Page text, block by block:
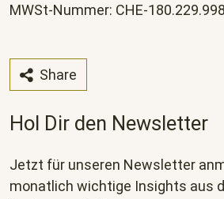
MWSt-Nummer: CHE-
Share
Hol Dir den Newsletter
Jetzt für unseren Newsletter
monatlich wichtige Insights aus